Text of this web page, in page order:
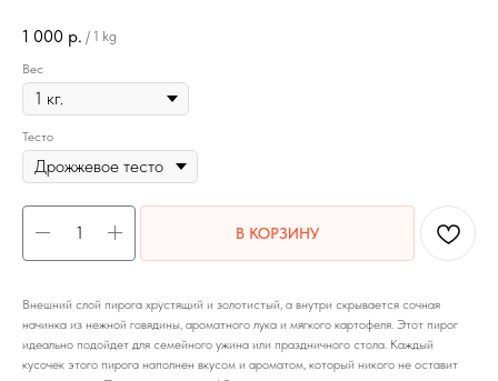
1 000 р. / 1 kg
Вес
Тесто
В КОРЗИНУ
Внешний слой пирога хрустящий и золотистый, а внутри скрывается сочная
начинка из нежной говядины, ароматного лука и мягкого картофеля. Этот пирог
идеально подойдет для семейного ужина или праздничного стола. Каждый
кусочек этого пирога наполнен вкусом и ароматом, который никого не оставит